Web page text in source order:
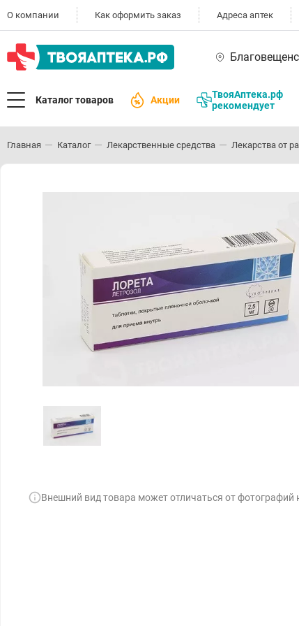
О компании Как оформить заказ Адреса аптек
Каталог товаров Акции
ТвояАптека.рф
рекомендует
Главная Каталог Лекарственные средства Лекарства от
Внешний вид товара может отличаться от фотографий